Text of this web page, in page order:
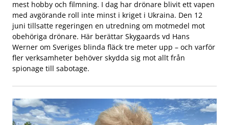
mest hobby och filmning. I dag har drönare blivit ett vapen
med avgörande roll inte minst i kriget i Ukraina. Den 12
juni tillsatte regeringen en utredning om motmedel mot
obehöriga drönare. Här berättar Skygaards vd Hans
Werner om Sveriges blinda fläck tre meter upp – och varför
fler verksamheter behöver skydda sig mot allt från
spionage till sabotage.